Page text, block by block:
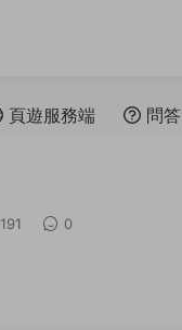
頁遊服務端 問答
191 0